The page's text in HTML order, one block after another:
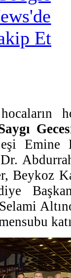
Emine
Beykoz